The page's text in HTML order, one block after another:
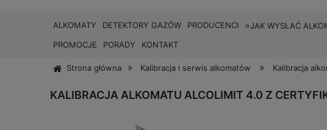
ALKOMATY DETEKTORY GAZÓW PRODUCENCI ⭐JAK WYSŁAĆ
PROMOCJE
PORADY KONTAKT
Strona główna » Kalibracja i serwis alkomatów » Kalibracja
KALIBRACJA ALKOMATU ALCOLIMIT 4.0 Z